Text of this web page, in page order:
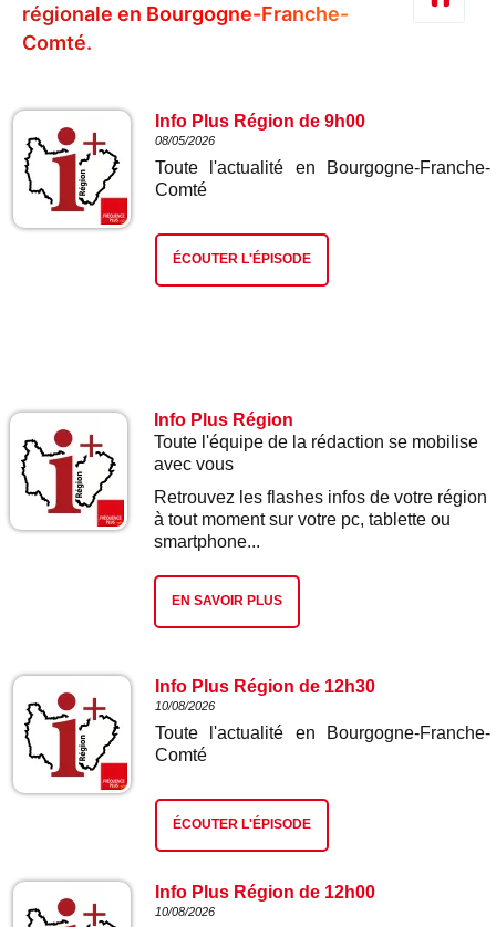
régionale en Bourgogne-Franche-
Comté.
Info Plus Région de 9h00
08/05/2026
Toute l'actualité en Bourgogne-Franche-
Comté
ÉCOUTER L'ÉPISODE
Info Plus Région
Toute l'équipe de la rédaction se mobilise
avec vous
Retrouvez les flashes infos de votre région
à tout moment sur votre pc, tablette ou
smartphone...
EN SAVOIR PLUS
Info Plus Région de 12h30
10/08/2026
Toute l'actualité en Bourgogne-Franche-
Comté
ÉCOUTER L'ÉPISODE
Info Plus Région de 12h00
10/08/2026